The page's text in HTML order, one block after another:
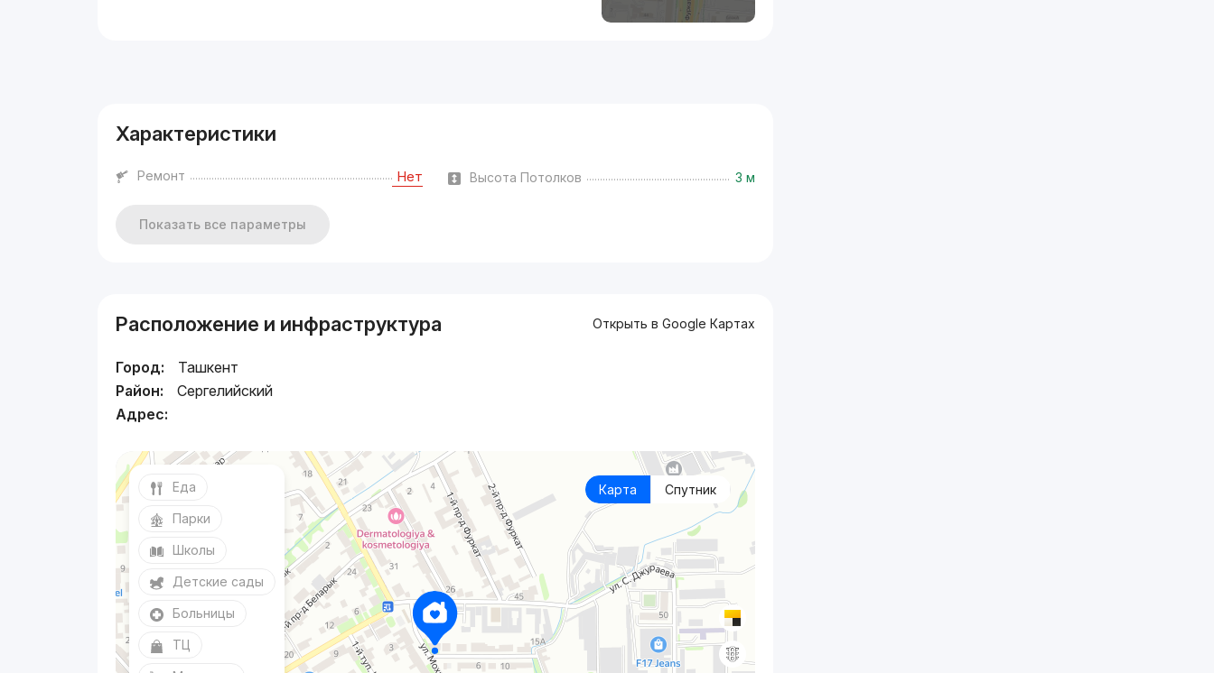
Характеристики
Ремонт Нет Высота Потолков 3 м
Показать все параметры
Расположение и инфраструктура Открыть в Google Картах
Город:
Ташкент
Район:
Сергелийский
Адрес:
Карта Спутник
Еда
Парки
Школы
Детские сады
Больницы
ТЦ